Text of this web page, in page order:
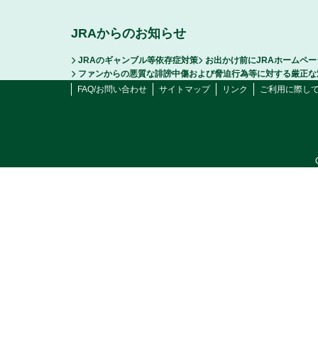
JRAからのお知らせ
JRAのギャンブル等依存症対策
お出かけ前にJRAホームペ
ファンからの悪質な誹謗中傷および脅迫行為等に対する厳正
FAQ/お問い合わせ
サイトマップ リンク ご利用に際し